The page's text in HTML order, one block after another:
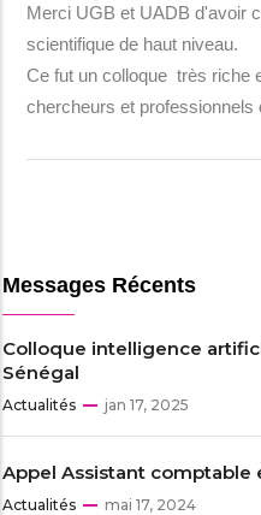
Merci UGB et UADB d'avoir
scientifique de haut niveau.
Ce fut un colloque très riche
chercheurs et professionnels
Messages Récents
Colloque intelligence
Sénégal
Actualités jan 17, 2025
Appel Assistant comptable
Actualités mai 17, 2024